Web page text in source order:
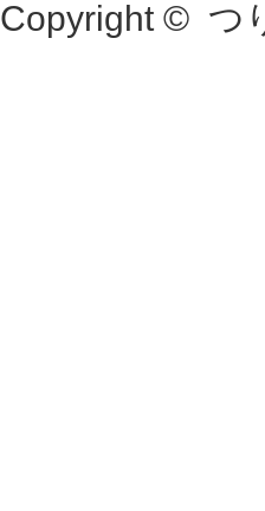
Copyright © つ